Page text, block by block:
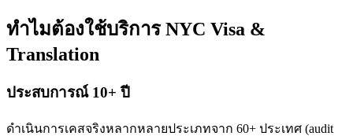
ทำไมต้องใช้บริการNYC Visa &
Translation
ประสบการณ์ 10+ ปี
ดำเนินการเคสจริงหลากหลายประเภทจาก 60+ ประเทศ (audit